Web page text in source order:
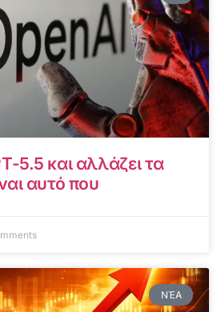
5.5 και αλλάζει τα
αυτό που
ΝΈΑ